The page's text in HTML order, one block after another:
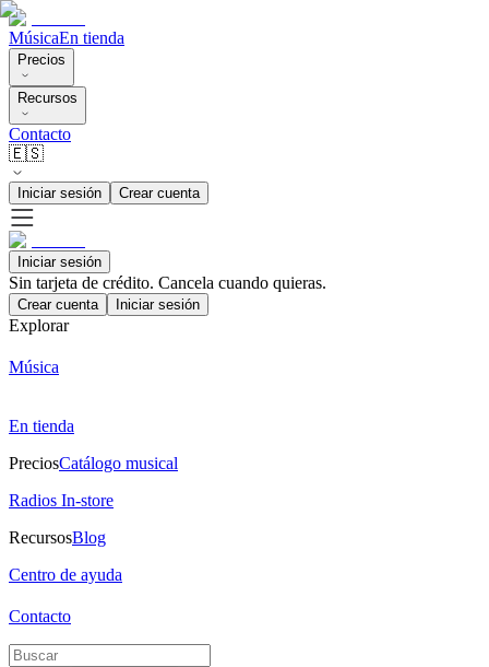
MúsicaEn tienda
Precios
Recursos
Contacto
🇪🇸
Iniciar sesión Crear cuenta
Iniciar sesión
Sin tarjeta de crédito. Cancela cuando quieras.
Crear cuenta Iniciar sesión
Explorar
Música
En tienda
PreciosCatálogo musical
Radios In-store
RecursosBlog
Centro de ayuda
Contacto